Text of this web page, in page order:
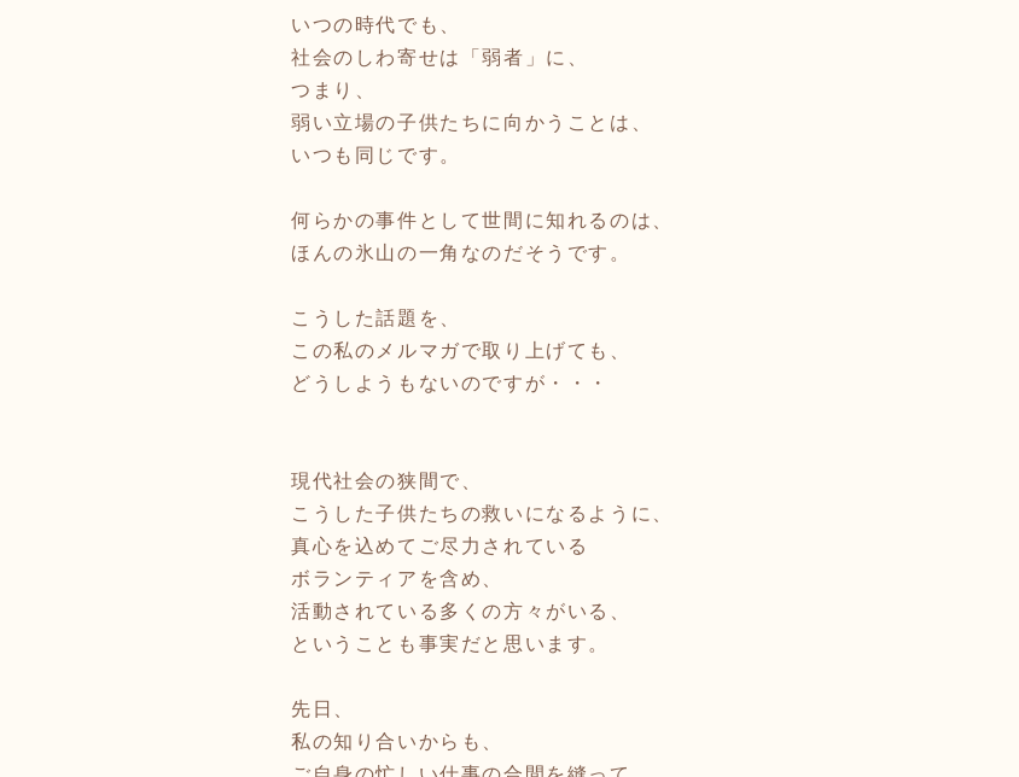
いつの時代でも、
社会のしわ寄せは「弱者」に、
つまり、
弱い立場の子供たちに向かうことは、
いつも同じです。
何らかの事件として世間に知れるのは、
ほんの氷山の一角なのだそうです。
こうした話題を、
この私のメルマガで取り上げても、
どうしようもないのですが・・・
現代社会の狭間で、
こうした子供たちの救いになるように、
真心を込めてご尽力されている
ボランティアを含め、
活動されている多くの方々がいる、
ということも事実だと思います。
先日、
私の知り合いからも、